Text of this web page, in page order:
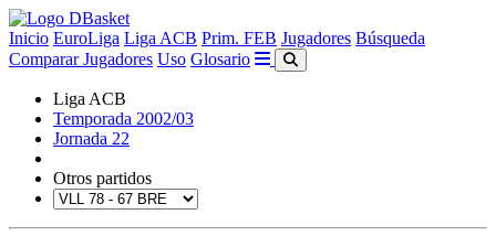
Inicio EuroLiga Liga ACB Prim. FEB Jugadores Búsqueda
Comparar Jugadores Uso Glosario
Liga ACB
Temporada 2002/03
Jornada 22
Otros partidos